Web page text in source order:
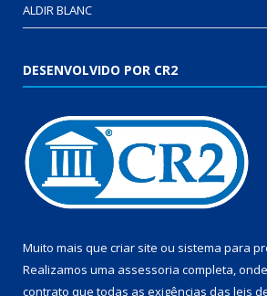
ALDIR BLANC
DESENVOLVIDO POR CR2
Muito mais que criar site ou sistema para
Realizamos uma assessoria completa,
contrato que todas as exigências das leis